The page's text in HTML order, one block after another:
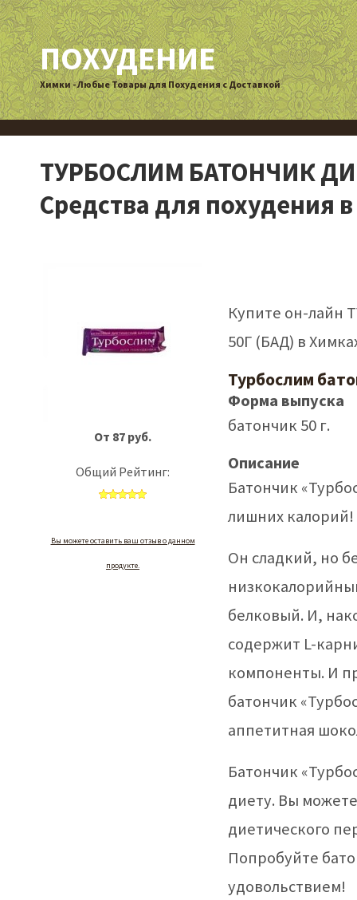
ПОХУДЕНИЕ
Химки - Любые Товары для Похудения с Доставкой
ТУРБОСЛИМ БАТОНЧИК
Средства для похудения
От 87 руб.
Общий Рейтинг:
Вы можете оставить ваш отзыв о данном
продукте.
Купите он-
50Г (БАД) в
Турбослим
Форма выпуска
батончик 50 г.
Описание
Батончик
лишних калорий!
Он сладкий, но
белковый. И,
содержит L-
компоненты. И
батончик
аппетитная
Батончик
диету. Вы
диетического
Попробуйте
удовольствием!